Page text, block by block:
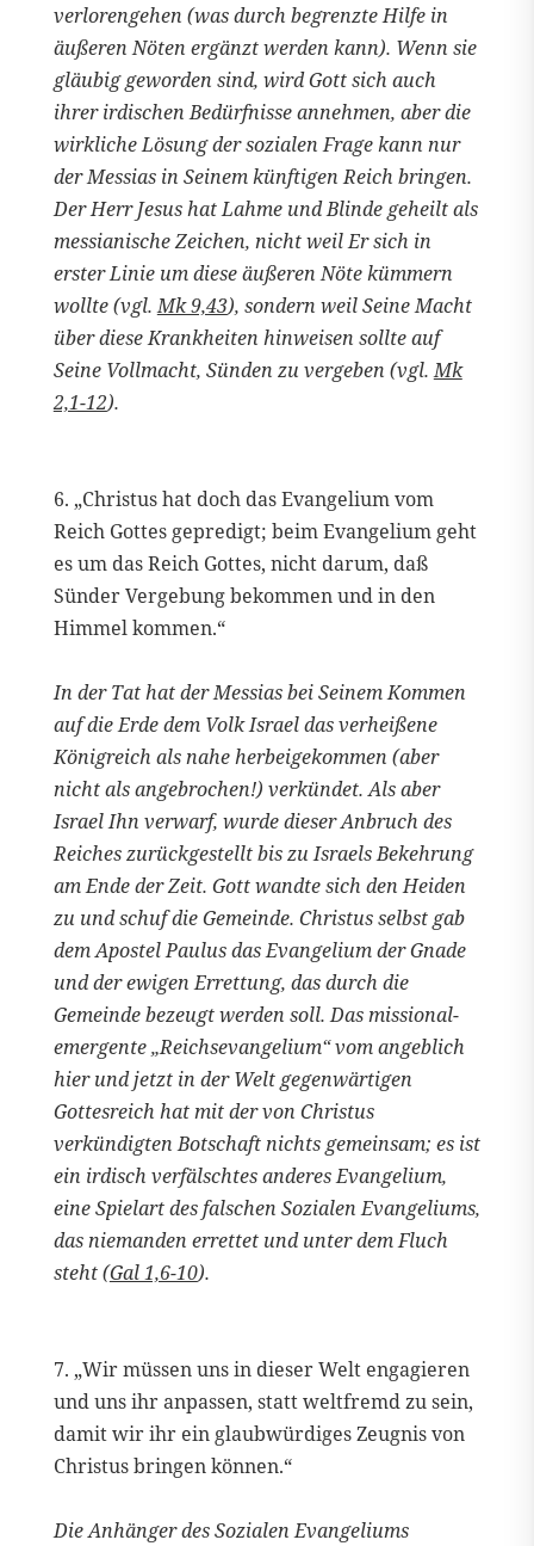
verlorengehen (was durch begrenzte Hilfe in
äußeren Nöten ergänzt werden kann). Wenn sie
gläubig geworden sind, wird Gott sich auch
ihrer irdischen Bedürfnisse annehmen, aber die
wirkliche Lösung der sozialen Frage kann nur
der Messias in Seinem künftigen Reich bringen.
Der Herr Jesus hat Lahme und Blinde geheilt als
messianische Zeichen, nicht weil Er sich in
erster Linie um diese äußeren Nöte kümmern
wollte (vgl.Mk 9,43), sondern weil Seine Macht
über diese Krankheiten hinweisen sollte auf
Seine Vollmacht, Sünden zu vergeben (vgl.Mk
2,1-12).
6. „Christus hat doch das Evangelium vom
Reich Gottes gepredigt; beim Evangelium geht
es um das Reich Gottes, nicht darum, daß
Sünder Vergebung bekommen und in den
Himmel kommen.“
In der Tat hat der Messias bei Seinem Kommen
auf die Erde dem Volk Israel das verheißene
Königreich als nahe herbeigekommen (aber
nicht als angebrochen!) verkündet. Als aber
Israel Ihn verwarf, wurde dieser Anbruch des
Reiches zurückgestellt bis zu Israels Bekehrung
am Ende der Zeit. Gott wandte sich den Heiden
zu und schuf die Gemeinde. Christus selbst gab
dem Apostel Paulus das Evangelium der Gnade
und der ewigen Errettung, das durch die
Gemeinde bezeugt werden soll. Das missional-
emergente „Reichsevangelium“ vom angeblich
hier und jetzt in der Welt gegenwärtigen
Gottesreich hat mit der von Christus
verkündigten Botschaft nichts gemeinsam; es ist
ein irdisch verfälschtes anderes Evangelium,
eine Spielart des falschen Sozialen Evangeliums,
das niemanden errettet und unter dem Fluch
steht (Gal 1,6-10).
7. „Wir müssen uns in dieser Welt engagieren
und uns ihr anpassen, statt weltfremd zu sein,
damit wir ihr ein glaubwürdiges Zeugnis von
Christus bringen können.“
Die Anhänger des Sozialen Evangeliums